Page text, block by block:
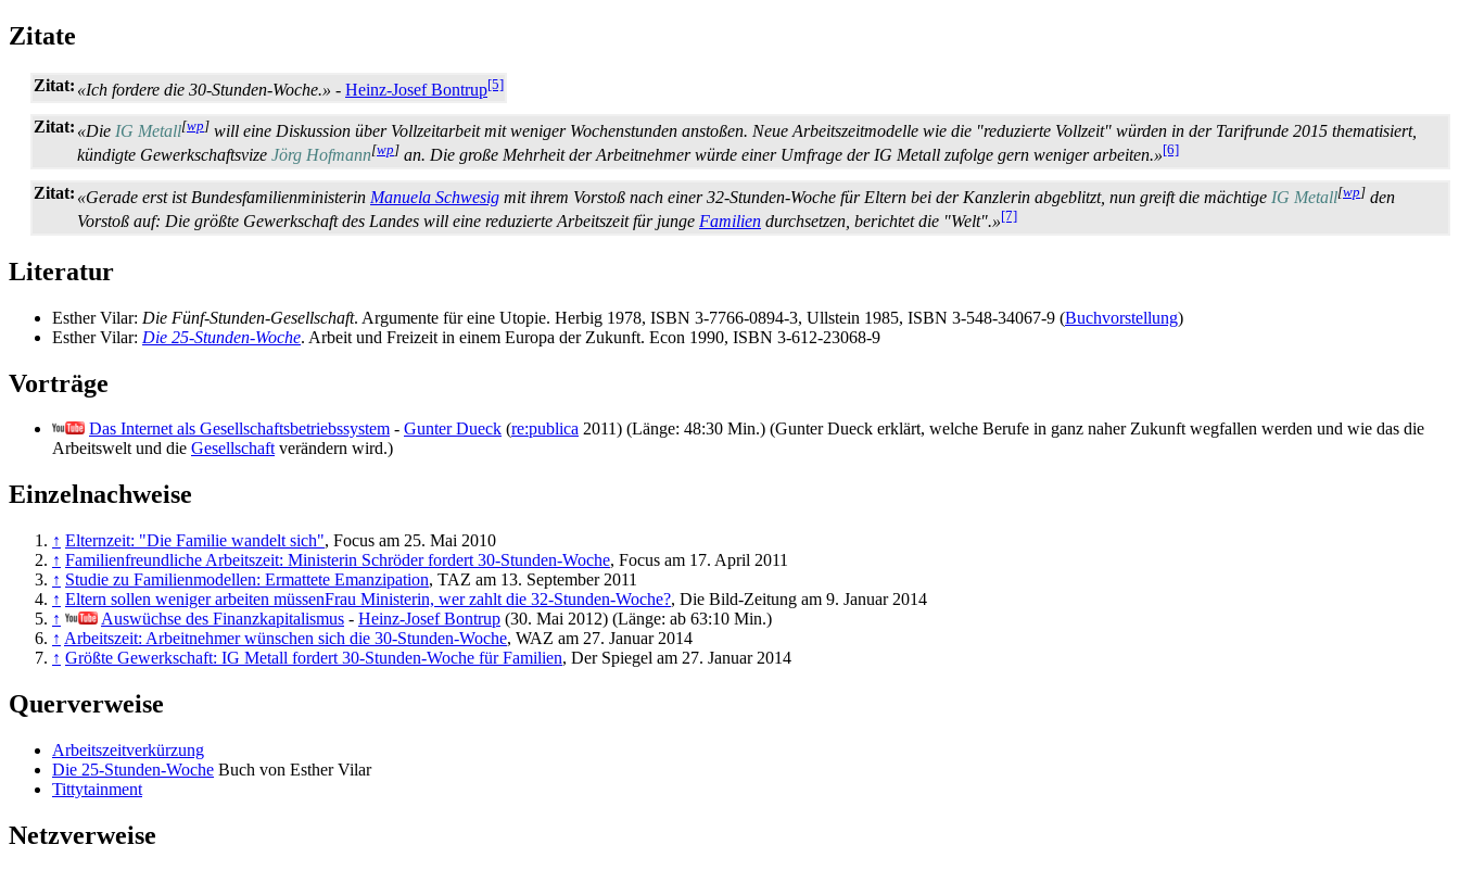
Zitate
Zitat: «Ich fordere die 30-Stunden-Woche.» - Heinz-Josef Bontrup[5]
Zitat: «Die IG Metall[wp] will eine Diskussion über Vollzeitarbeit mit weniger Wochenstunden anstoßen. Neue Arbeitszeitmodelle wie die "reduzierte Vollzeit" würden in der Tarifrunde 2015 thematisiert,
kündigte Gewerkschaftsvize Jörg Hofmann[wp] an. Die große Mehrheit der Arbeitnehmer würde einer Umfrage der IG Metall zufolge gern weniger arbeiten.»[6]
Zitat: «Gerade erst ist Bundesfamilienministerin Manuela Schwesig mit ihrem Vorstoß nach einer 32-Stunden-Woche für Eltern bei der Kanzlerin abgeblitzt, nun greift die mächtige IG Metall[wp] den
Vorstoß auf: Die größte Gewerkschaft des Landes will eine reduzierte Arbeitszeit für junge Familien durchsetzen, berichtet die "Welt".»[7]
Literatur
Esther Vilar: Die Fünf-Stunden-Gesellschaft. Argumente für eine Utopie. Herbig 1978, ISBN 3-7766-0894-3, Ullstein 1985, ISBN 3-548-34067-9 (Buchvorstellung)
Esther Vilar: Die 25-Stunden-Woche. Arbeit und Freizeit in einem Europa der Zukunft. Econ 1990, ISBN 3-612-23068-9
Vorträge
Das Internet als Gesellschaftsbetriebssystem - Gunter Dueck (re:publica 2011) (Länge: 48:30 Min.) (Gunter Dueck erklärt, welche Berufe in ganz naher Zukunft wegfallen werden und wie das die
Arbeitswelt und die Gesellschaftverändern wird.)
Einzelnachweise
↑ Elternzeit: "Die Familie wandelt sich", Focus am 25. Mai 2010
↑ Familienfreundliche Arbeitszeit: Ministerin Schröder fordert 30-Stunden-Woche, Focus am 17. April 2011
↑ Studie zu Familienmodellen: Ermattete Emanzipation, TAZ am 13. September 2011
↑ Eltern sollen weniger arbeiten müssenFrau Ministerin, wer zahlt die 32-Stunden-Woche?, Die Bild-Zeitung am 9. Januar 2014
↑
Auswüchse des Finanzkapitalismus - Heinz-Josef Bontrup (30. Mai 2012) (Länge: ab 63:10 Min.)
↑ Arbeitszeit: Arbeitnehmer wünschen sich die 30-Stunden-Woche, WAZ am 27. Januar 2014
↑ Größte Gewerkschaft: IG Metall fordert 30-Stunden-Woche für Familien, Der Spiegel am 27. Januar 2014
Querverweise
Arbeitszeitverkürzung
Die 25-Stunden-Woche Buch von Esther Vilar
Tittytainment
Netzverweise